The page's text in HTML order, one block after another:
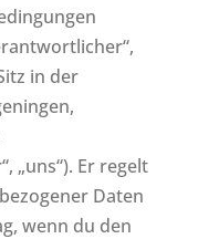
in der
„uns“). Er regelt
Daten
wenn du den